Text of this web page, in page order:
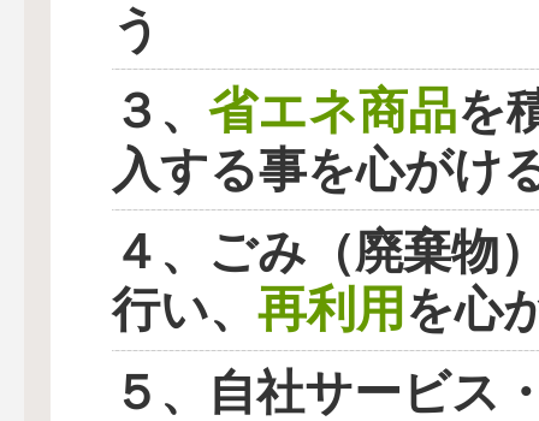
う
３、 省エネ商品を
入する事を心がけ
４、ごみ（廃棄物
行い、 再利用を心
５、自社サービス